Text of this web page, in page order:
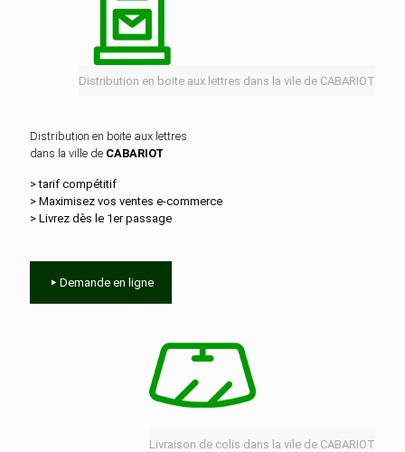
Distribution en boite aux lettres dans la vile de CABARIOT
Distribution en boite aux lettres
dans la ville de CABARIOT
> tarif compétitif
> Maximisez vos ventes e‑commerce
> Livrez dès le 1er passage
Demande en ligne
Livraison de colis dans la vile de CABARIOT